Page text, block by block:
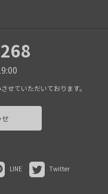
せていただいております。
LINE Twitter